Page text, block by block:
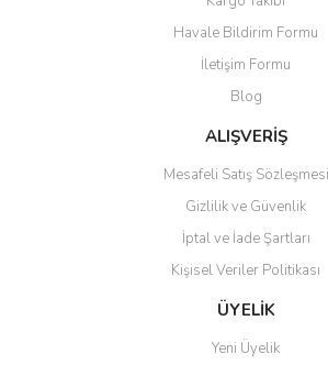
Havale Bildirim Formu
İletişim Formu
Blog
ALIŞVERİŞ
Mesafeli Satış Sözleşmesi
Gizlilik ve Güvenlik
İptal ve İade Şartları
Kişisel Veriler Politikası
ÜYELİK
Yeni Üyelik